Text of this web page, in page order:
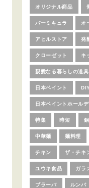
オリジナル商品
バーミキュラ オ
アヒルストア 発
クローゼット キ
親愛なる暮らしの道具
日本ペイント DIY
日本ペイントホール
特集 時短 鍋
中華麺 麺料理
チキン ザ・チキ
ユウキ食品 ガラ
ブラーバ ルンバ